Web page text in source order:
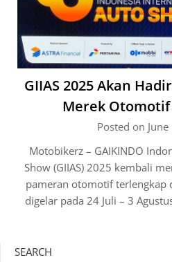
GIIAS 2025 Akan
Merek
Posted on
Motobikerz – GAIKINDO
Show (GIIAS) 2025 kembali
pameran otomotif terlengkap
digelar pada 24 Juli – 3
SEARCH